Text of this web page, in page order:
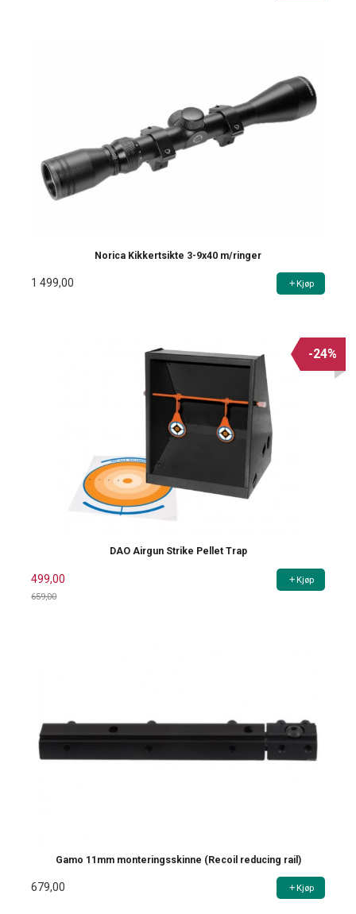
Norica Kikkertsikte 3-9x40 m/ringer
1 499,00 Kjøp
DAO Airgun Strike Pellet Trap
499,00
659,00
-24%
Kjøp
Gamo 11mm monteringsskinne (Recoil reducing rail)
679,00 Kjøp